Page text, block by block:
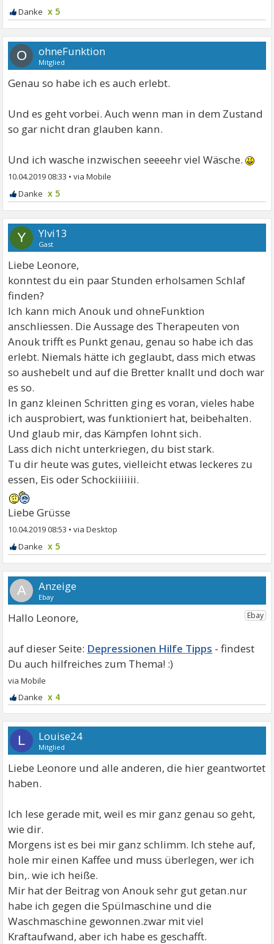
x 5
O ohneFunktion
Mitglied
Genau so habe ich es auch erlebt.
Und es geht vorbei. Auch wenn man in dem Zustand
so gar nicht dran glauben kann.
Und ich wasche inzwischen seeeehr viel Wäsche.
10.04.2019 08:33 •
x 5
Y Ylvi13
Gast
Liebe Leonore,
konntest du ein paar Stunden erholsamen Schlaf
finden?
Ich kann mich Anouk und ohneFunktion
anschliessen. Die Aussage des Therapeuten von
Anouk trifft es Punkt genau, genau so habe ich das
erlebt. Niemals hätte ich geglaubt, dass mich etwas
so aushebelt und auf die Bretter knallt und doch war
es so.
In ganz kleinen Schritten ging es voran, vieles habe
ich ausprobiert, was funktioniert hat, beibehalten.
Und glaub mir, das Kämpfen lohnt sich.
Lass dich nicht unterkriegen, du bist stark.
Tu dir heute was gutes, vielleicht etwas leckeres zu
essen, Eis oder Schockiiiiiii.
Liebe Grüsse
10.04.2019 08:53 •
x 5
A
Hallo Leonore,
Depressionen Hilfe Tipps
x 4
L Louise24
Mitglied
Liebe Leonore und alle anderen, die hier geantwortet
haben.
Ich lese gerade mit, weil es mir ganz genau so geht,
wie dir.
Morgens ist es bei mir ganz schlimm. Ich stehe auf,
hole mir einen Kaffee und muss überlegen, wer ich
bin,. wie ich heiße.
Mir hat der Beitrag von Anouk sehr gut getan.nur
habe ich gegen die Spülmaschine und die
Waschmaschine gewonnen.zwar mit viel
Kraftaufwand, aber ich habe es geschafft.